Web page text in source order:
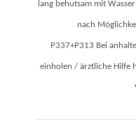
lang behutsam mit
nach
P337+P313 Bei
einholen / ärztliche Hilfe